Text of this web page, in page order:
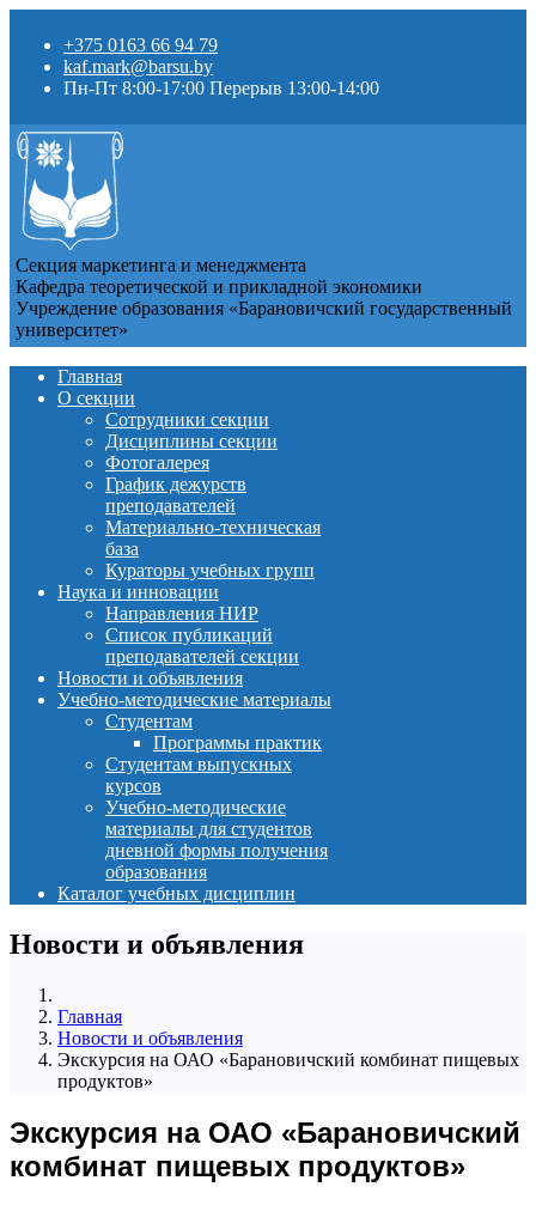
+375 0163 66 94 79
kaf.mark@barsu.by
Пн-Пт 8:00-17:00 Перерыв 13:00-14:00
Секция маркетинга и менеджмента
Кафедра теоретической и прикладной экономики
Учреждение образования «Барановичский государственный
университет»
Главная
О секции
Сотрудники секции
Дисциплины секции
Фотогалерея
График дежурств
преподавателей
Материально-техническая
база
Кураторы учебных групп
Наука и инновации
Направления НИР
Список публикаций
преподавателей секции
Новости и объявления
Учебно-методические материалы
Студентам
Программы практик
Студентам выпускных
курсов
Учебно-методические
материалы для студентов
дневной формы получения
образования
Каталог учебных дисциплин
Новости и объявления
Главная
Новости и объявления
Экскурсия на ОАО «Барановичский комбинат пищевых
продуктов»
Экскурсия на ОАО «Барановичский
комбинат пищевых продуктов»